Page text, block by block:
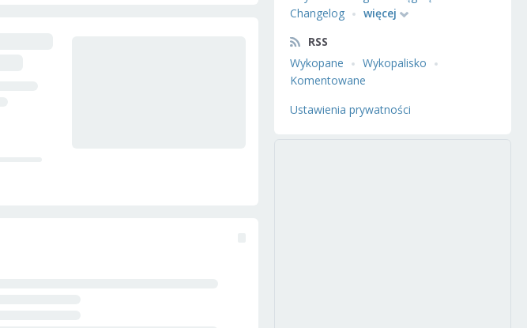
Changelog
więcej
RSS
Wykopane
Wykopalisko
Komentowane
Ustawienia prywatności